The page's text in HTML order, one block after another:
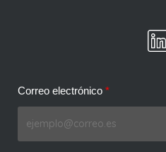
Correo electrónico